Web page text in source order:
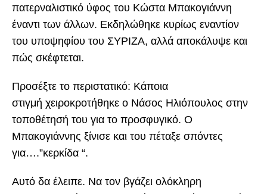
πατερναλιστικό ύφος του Κώστα Μπακογιάννη
έναντι των άλλων. Εκδηλώθηκε κυρίως εναντίον
του υποψηφίου του ΣΥΡΙΖΑ, αλλά αποκάλυψε και
πώς σκέφτεται.
Προσέξτε το περιστατικό: Κάποια
στιγμή χειροκροτήθηκε ο Νάσος Ηλιόπουλος στην
τοποθέτησή του για το προσφυγικό. Ο
Μπακογιάννης ξίνισε και του πέταξε σπόντες
για….”κερκίδα “.
Αυτό δα έλειπε. Να τον βγάζει ολόκληρη